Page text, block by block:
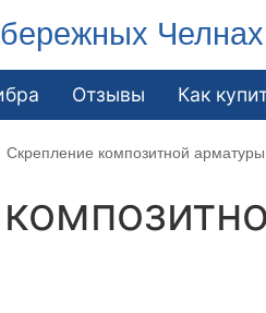
Челнах
Отзывы Как
Скрепление композитной